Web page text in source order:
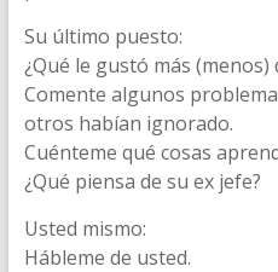
Su último puesto:
¿Qué le gustó más (menos)
Comente algunos
otros habían ignorado.
Cuénteme qué cosas
¿Qué piensa de su ex jefe?
Usted mismo:
Hábleme de usted.